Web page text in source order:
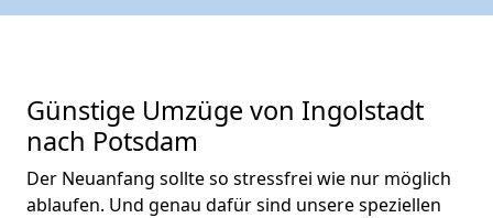
Günstige Umzüge von Ingolstadt
nach Potsdam
Der Neuanfang sollte so stressfrei wie nur möglich
ablaufen. Und genau dafür sind unsere speziellen